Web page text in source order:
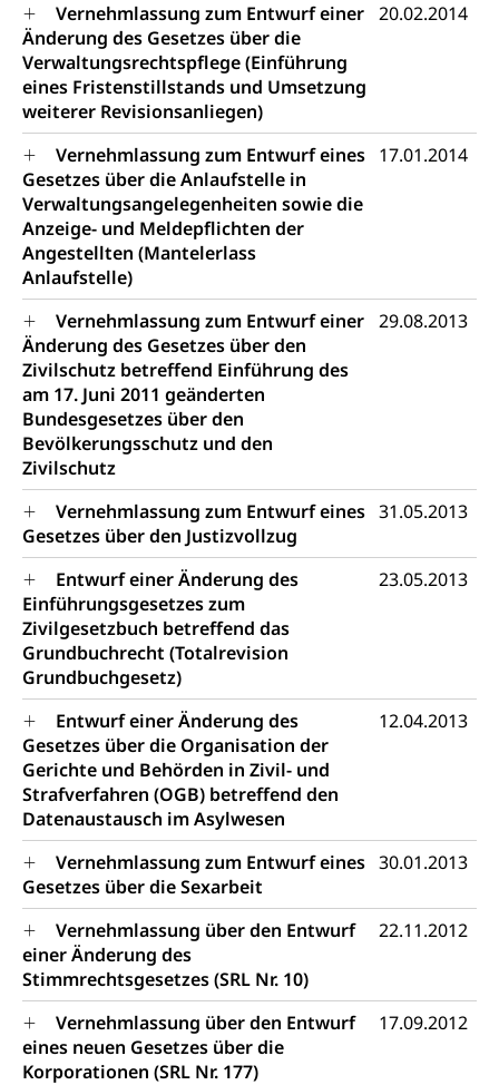
Vernehmlassung zum Entwurf einer
Änderung des Gesetzes über die
Verwaltungsrechtspflege (Einführung
eines Fristenstillstands und Umsetzung
weiterer Revisionsanliegen)
20.02.2014
Vernehmlassung zum Entwurf eines
Gesetzes über die Anlaufstelle in
Verwaltungsangelegenheiten sowie die
Anzeige- und Meldepflichten der
Angestellten (Mantelerlass
Anlaufstelle)
17.01.2014
Vernehmlassung zum Entwurf einer
Änderung des Gesetzes über den
Zivilschutz betreffend Einführung des
am 17. Juni 2011 geänderten
Bundesgesetzes über den
Bevölkerungsschutz und den
Zivilschutz
29.08.2013
Vernehmlassung zum Entwurf eines
Gesetzes über den Justizvollzug
31.05.2013
Entwurf einer Änderung des
Einführungsgesetzes zum
Zivilgesetzbuch betreffend das
Grundbuchrecht (Totalrevision
Grundbuchgesetz)
23.05.2013
Entwurf einer Änderung des
Gesetzes über die Organisation der
Gerichte und Behörden in Zivil- und
Strafverfahren (OGB) betreffend den
Datenaustausch im Asylwesen
12.04.2013
Vernehmlassung zum Entwurf eines
Gesetzes über die Sexarbeit
30.01.2013
Vernehmlassung über den Entwurf
einer Änderung des
Stimmrechtsgesetzes (SRL Nr. 10)
22.11.2012
Vernehmlassung über den Entwurf
eines neuen Gesetzes über die
Korporationen (SRL Nr. 177)
17.09.2012